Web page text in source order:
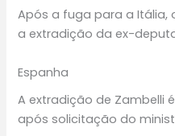
Após a fuga para a Itália,
a extradição da ex-
Espanha
A extradição de Zambelli
após solicitação do